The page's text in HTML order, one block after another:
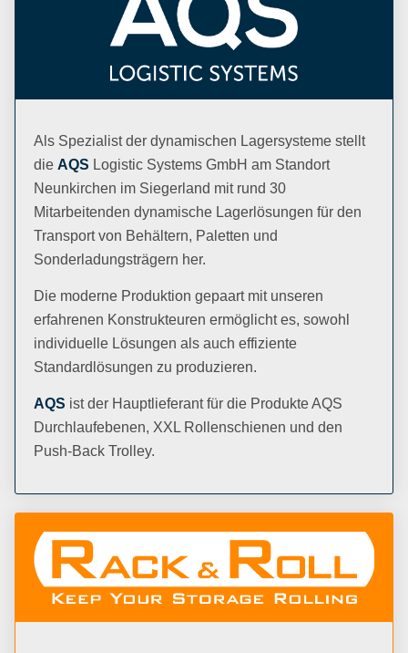
Als Spezialist der dynamischen Lagersysteme stellt
die AQS Logistic Systems GmbH am Standort
Neunkirchen im Siegerland mit rund 30
Mitarbeitenden dynamische Lagerlösungen für den
Transport von Behältern, Paletten und
Sonderladungsträgern her.
Die moderne Produktion gepaart mit unseren
erfahrenen Konstrukteuren ermöglicht es, sowohl
individuelle Lösungen als auch effiziente
Standardlösungen zu produzieren.
AQS ist der Hauptlieferant für die Produkte AQS
Durchlaufebenen, XXL Rollenschienen und den
Push-Back Trolley.